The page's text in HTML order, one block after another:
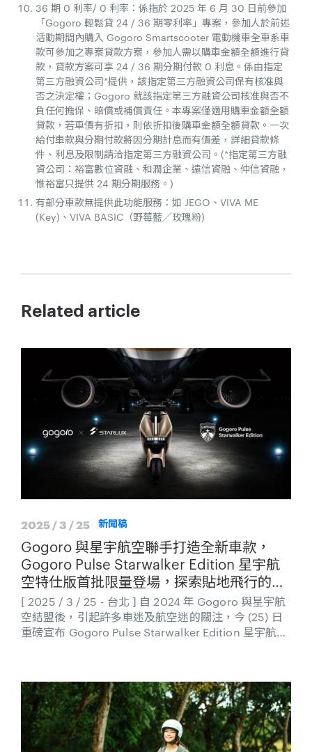
36 期 0 利率/ 0 利率：係指於 2025 年 6 月 30 日前參加
「Gogoro 輕鬆貸 24 / 36 期零利率」專案，參加人於前述
活動期間內購入 Gogoro Smartscooter 電動機車全車系車
款可參加之專案貸款方案，參加人需以購車金額全額進行貸
款，貸款方案可享 24 / 36 期分期付款 0 利息。係由指定
第三方融資公司*提供，該指定第三方融資公司保有核准與
否之決定權；Gogoro 就該指定第三方融資公司核准與否不
負任何擔保、賠償或補償責任。本專案僅適用購車金額全額
貸款，若車價有折扣，則依折扣後購車金額全額貸款。一次
給付車款與分期付款將因分期計息而有價差，詳細貸款條
件、利息及限制請洽指定第三方融資公司。(*指定第三方融
資公司：裕富數位資融、和潤企業、遠信資融、仲信資融，
惟裕富只提供 24 期分期服務。)
有部分車款無提供此功能服務：如 JEGO、VIVA ME
(Key)、VIVA BASIC（野莓藍／玫瑰粉)
Related article
2025 / 3 / 25 新聞稿
Gogoro 與星宇航空聯手打造全新車款，
Gogoro Pulse Starwalker Edition 星宇航
空特仕版首批限量登場，探索貼地飛行的航
空體驗！入手即享 5,000 星宇航空哩程，
加碼再抽破萬哩程等多重禮遇
[ 2025 / 3 / 25 - 台北 ] 自 2024 年 Gogoro 與星宇航
空結盟後，引起許多車迷及航空迷的關注，今 (25) 日
重磅宣布 Gogoro Pulse Starwalker Edition 星宇航空
驗。Gogoro 與星宇航空在追求品質與設計美學上擁有
高度共鳴，此次聯名企劃除了推出特仕車款外，更有一
系列高質感的聯名周邊，讓騎士彷彿化身為帥氣機師，
在馳騁之際感受貼地飛行的疾速熱血。